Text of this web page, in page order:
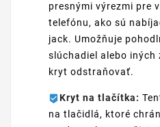
presnými výrezmi pre
telefónu, ako sú
jack. Umožňuje
slúchadiel alebo
kryt odstraňovať.
Kryt na tlačítka:
na tlačidlá, ktoré